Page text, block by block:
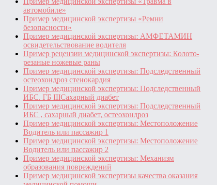
автомобиле»
Пример медицинской экспертизы «Ремни
безопасности»
Пример медицинской экспертизы: АМФЕТАМИН
освидетельствование водителя
Пример рецензии медицинской экспертизы: Колото-
резаные ножевые раны
Пример медицинской экспертизы: Подследственный
остеохондроз стенокардия
Пример медицинской экспертизы: Подследственный
ИБС. ГБ IIIСахарный диабет
Пример медицинской экспертизы: Подследственный
ИБС , сахарный диабет, остеохондроз
Пример медицинской экспертизы: Местоположение
Водитель или пассажир 1
Пример медицинской экспертизы: Местоположение
Водитель или пассажир 2
Пример медицинской экспертизы: Механизм
образования повреждений
Пример медицинской экспертизы качества оказания